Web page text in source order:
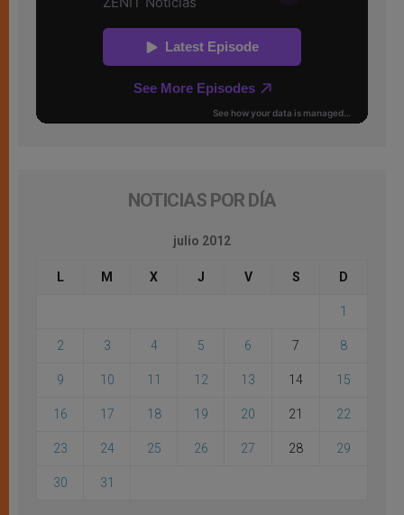
NOTICIAS POR DÍA
julio 2012
L M X J V S D
1
2 3 4 5 6 7 8
9 10 11 12 13 14 15
16 17 18 19 20 21 22
23 24 25 26 27 28 29
30 31